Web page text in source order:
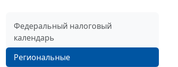
Федеральный налоговый
календарь
Региональные